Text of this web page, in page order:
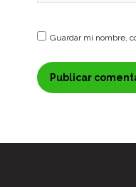
Guardar mi nombre,